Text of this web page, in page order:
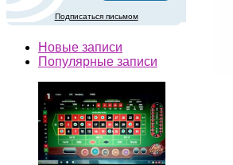
Подписаться письмом
Новые записи
Популярные записи